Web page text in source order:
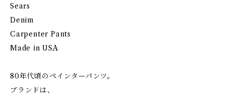
Sears
Denim
Carpenter Pants
Made in USA
80年代頃のペインターパンツ。
ブランドは、